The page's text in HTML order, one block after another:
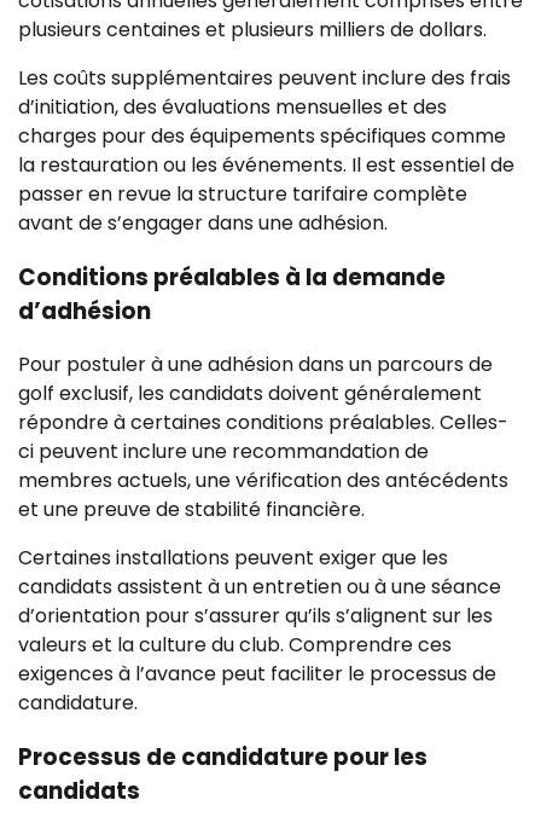
plusieurs centaines et plusieurs milliers de dollars.
Les coûts supplémentaires peuvent inclure des frais
d’initiation, des évaluations mensuelles et des
charges pour des équipements spécifiques comme
la restauration ou les événements. Il est essentiel de
passer en revue la structure tarifaire complète
avant de s’engager dans une adhésion.
Conditions préalables à la demande
d’adhésion
Pour postuler à une adhésion dans un parcours de
golf exclusif, les candidats doivent généralement
répondre à certaines conditions préalables. Celles-
ci peuvent inclure une recommandation de
membres actuels, une vérification des antécédents
et une preuve de stabilité financière.
Certaines installations peuvent exiger que les
candidats assistent à un entretien ou à une séance
d’orientation pour s’assurer qu’ils s’alignent sur les
valeurs et la culture du club. Comprendre ces
exigences à l’avance peut faciliter le processus de
candidature.
Processus de candidature pour les
candidats